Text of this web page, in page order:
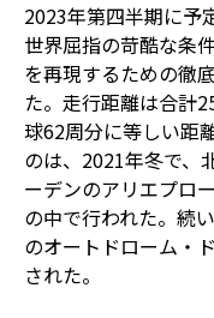
2023年第四半期に予
世界屈指の苛酷な条
を再現するための徹
た。走行距離は合計
球62周分に等しい距
のは、2021年冬で、
ーデンのアリエプロ
の中で行われた。続
のオートドローム・
された。